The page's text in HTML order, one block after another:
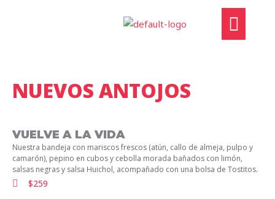
Menú
NUEVOS ANTOJOS
VUELVE A LA VIDA
Nuestra bandeja con mariscos frescos (atún, callo de almeja, pulpo y
camarón), pepino en cubos y cebolla morada bañados con limón,
salsas negras y salsa Huichol, acompañado con una bolsa de Tostitos.
$259